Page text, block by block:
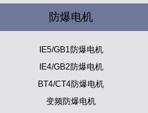
防爆电机
IE5/GB1防爆电机
IE4/GB2防爆电机
BT4/CT4防爆电机
变频防爆电机